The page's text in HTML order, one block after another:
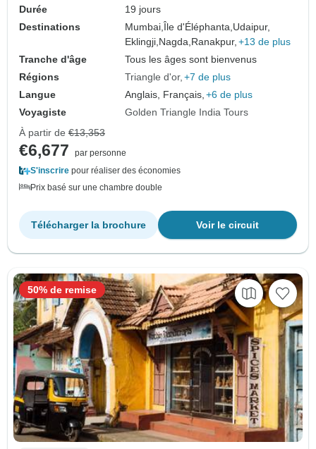
Durée
19 jours
Destinations
Mumbai, Île d'Éléphanta, Udaipur,
Eklingji, Nagda, Ranakpur, +13 de plus
Tranche d'âge
Tous les âges sont bienvenus
Régions
Triangle d'or +7 de plus
Langue
Anglais, Français, +6 de plus
Voyagiste
Golden Triangle India Tours
À partir de €13,353
€6,677
par personne
S'inscrire pour réaliser des économies
Prix basé sur une chambre double
Voir le circuit
Télécharger la brochure
50% de remise